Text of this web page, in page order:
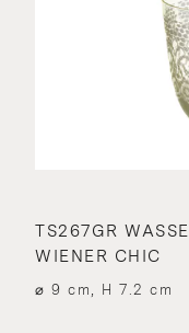
TS267GR
WIENER CHIC
⌀ 9 cm, H 7.2 cm